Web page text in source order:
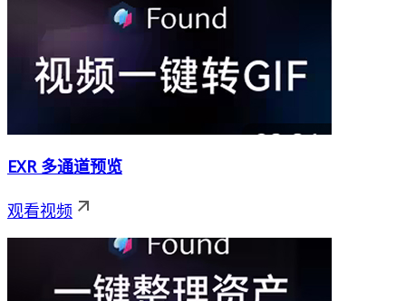
EXR 多通道预览
观看视频